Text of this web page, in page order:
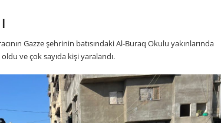
Gazze şehrinin batısındaki Al-Buraq Okulu yakınlarında
ve çok sayıda kişi yaralandı.